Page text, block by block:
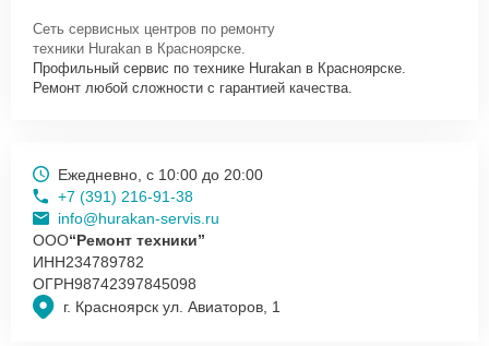
Сеть сервисных центров по ремонту
техники Hurakan в Красноярске.
Профильный сервис по технике Hurakan в Красноярске.
Ремонт любой сложности с гарантией качества.
г. Красноярск ул. Авиаторов, 1
Ежедневно, с 10:00 до 20:00
+7 (391) 216-91-38
info@hurakan-servis.ru
ООО“Ремонт техники”
ИНН234789782
ОГРН98742397845098